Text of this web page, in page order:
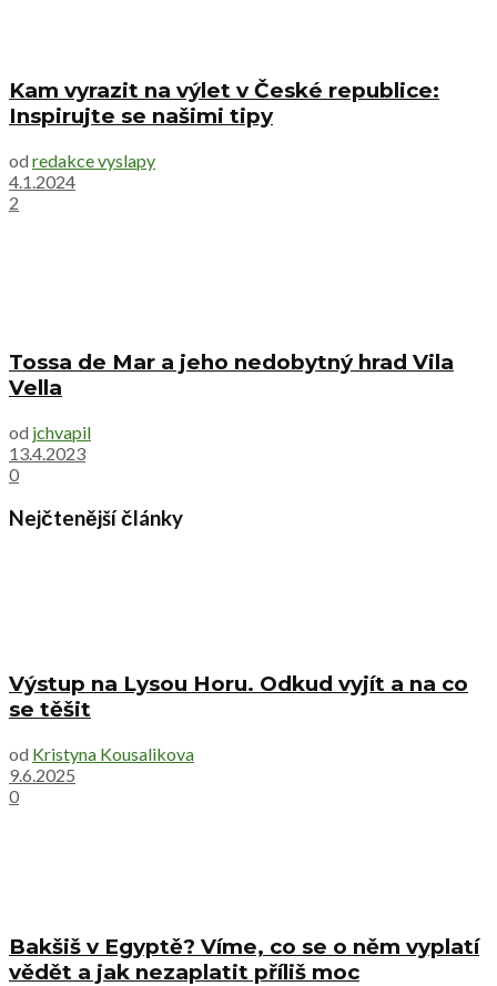
Kam vyrazit na výlet v České republice:
Inspirujte se našimi tipy
od redakce vyslapy
4.1.2024
2
Tossa de Mar a jeho nedobytný hrad Vila
Vella
od jchvapil
13.4.2023
0
Nejčtenější články
Výstup na Lysou Horu. Odkud vyjít a na co
se těšit
od Kristyna Kousalikova
9.6.2025
0
Bakšiš v Egyptě? Víme, co se o něm vyplatí
vědět a jak nezaplatit příliš moc